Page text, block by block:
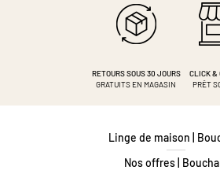
RETOURS SOUS 30 JOURS
GRATUITS EN MAGASIN
CLICK &
PRÊT
Linge de maison |
Nos offres |